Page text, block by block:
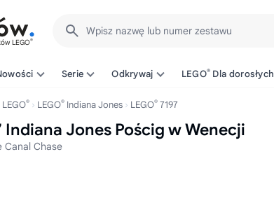
LEGO®
Wpisz nazwę lub numer zestawu
Serie Odkrywaj LEGO® Dla dorosłych
® LEGO® Indiana Jones LEGO® 7197
Indiana Jones Pościg w Wenecji
Canal Chase